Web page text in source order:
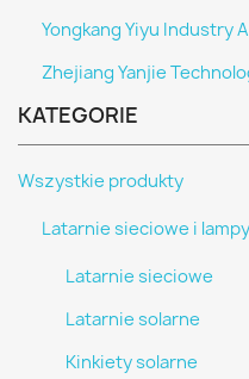
Yongkang Yiyu Industry
Zhejiang Yanjie
KATEGORIE
Wszystkie produkty
Latarnie sieciowe i
Latarnie sieciowe
Latarnie solarne
Kinkiety solarne